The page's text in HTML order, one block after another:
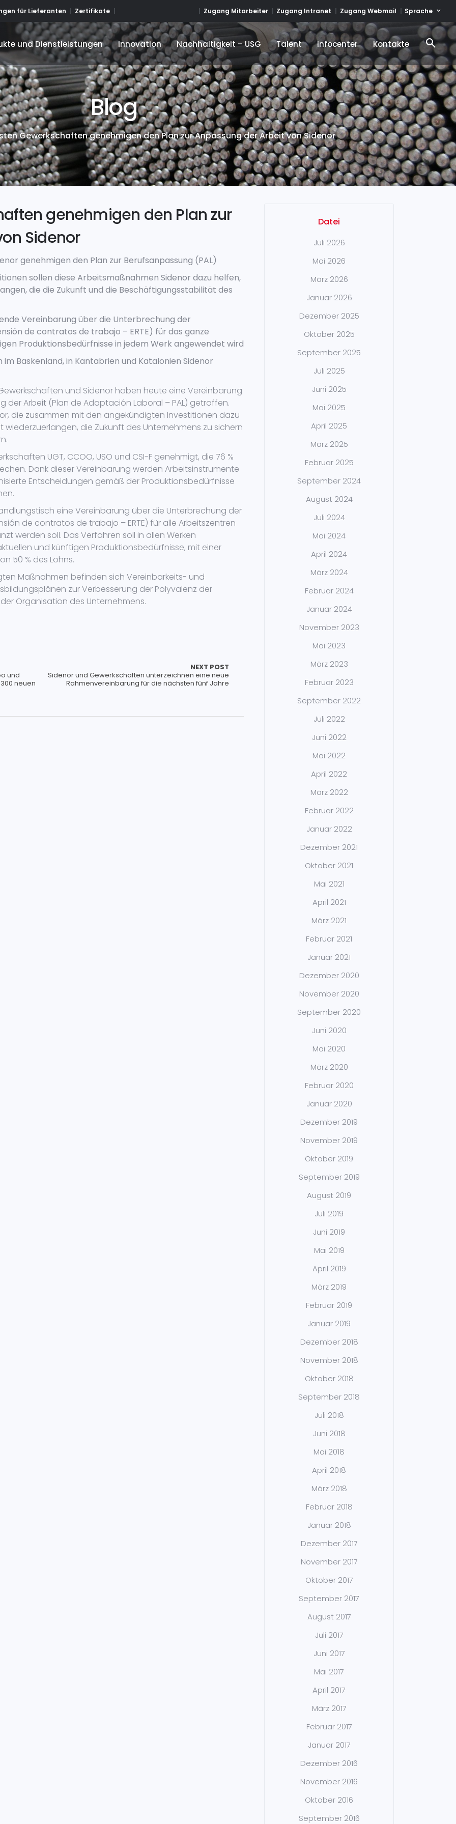
für Lieferanten Zertifikate Zugang Mitarbeiter Zugang Intranet Zugang Webmail Sprache
und Dienstleistungen
und Dienstleistungen
Innovation
Innovation
Nachhaltigkeit – USG
Nachhaltigkeit – USG
Talent
Talent
Infocenter
Infocenter
Kontakte
Kontakte
Blog
Gewerkschaften genehmigen den Plan zur Anpassung der Arbeit von Sidenor
genehmigen den Plan zur
Sidenor
genehmigen den Plan zur Berufsanpassung (PAL)
sollen diese Arbeitsmaßnahmen Sidenor dazu helfen,
die die Zukunft und die Beschäftigungsstabilität des
Vereinbarung über die Unterbrechung der
de contratos de trabajo – ERTE) für das ganze
Produktionsbedürfnisse in jedem Werk angewendet wird
Baskenland, in Kantabrien und Katalonien Sidenor
und Sidenor haben heute eine Vereinbarung
der Arbeit (Plan de Adaptación Laboral – PAL) getroffen.
die zusammen mit den angekündigten Investitionen dazu
die Zukunft des Unternehmens zu sichern
UGT, CCOO, USO und CSI-F genehmigt, die 76 %
Dank dieser Vereinbarung werden Arbeitsinstrumente
Entscheidungen gemäß der Produktionsbedürfnisse
eine Vereinbarung über die Unterbrechung der
de contratos de trabajo – ERTE) für alle Arbeitszentren
werden soll. Das Verfahren soll in allen Werken
und künftigen Produktionsbedürfnisse, mit einer
50 % des Lohns.
Maßnahmen befinden sich Vereinbarkeits- und
zur Verbesserung der Polyvalenz der
Organisation des Unternehmens.
und
neuen
NEXT POST
Sidenor und Gewerkschaften unterzeichnen eine neue
Rahmenvereinbarung für die nächsten fünf Jahre
Datei
Juli 2026
Mai 2026
März 2026
Januar 2026
Dezember 2025
Oktober 2025
September 2025
Juli 2025
Juni 2025
Mai 2025
April 2025
März 2025
Februar 2025
September 2024
August 2024
Juli 2024
Mai 2024
April 2024
März 2024
Februar 2024
Januar 2024
November 2023
Mai 2023
März 2023
Februar 2023
September 2022
Juli 2022
Juni 2022
Mai 2022
April 2022
März 2022
Februar 2022
Januar 2022
Dezember 2021
Oktober 2021
Mai 2021
April 2021
März 2021
Februar 2021
Januar 2021
Dezember 2020
November 2020
September 2020
Juni 2020
Mai 2020
März 2020
Februar 2020
Januar 2020
Dezember 2019
November 2019
Oktober 2019
September 2019
August 2019
Juli 2019
Juni 2019
Mai 2019
April 2019
März 2019
Februar 2019
Januar 2019
Dezember 2018
November 2018
Oktober 2018
September 2018
Juli 2018
Juni 2018
Mai 2018
April 2018
März 2018
Februar 2018
Januar 2018
Dezember 2017
November 2017
Oktober 2017
September 2017
August 2017
Juli 2017
Juni 2017
Mai 2017
April 2017
März 2017
Februar 2017
Januar 2017
Dezember 2016
November 2016
Oktober 2016
September 2016